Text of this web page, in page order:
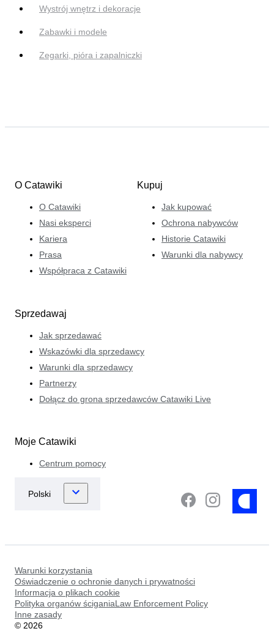
Wystrój wnętrz i dekoracje
Zabawki i modele
Zegarki, pióra i zapalniczki
O Catawiki
O Catawiki
Nasi eksperci
Kariera
Prasa
Współpraca z Catawiki
Kupuj
Jak kupować
Ochrona nabywców
Historie Catawiki
Warunki dla nabywcy
Sprzedawaj
Jak sprzedawać
Wskazówki dla sprzedawcy
Warunki dla sprzedawcy
Partnerzy
Dołącz do grona sprzedawców Catawiki Live
Moje Catawiki
Centrum pomocy
Warunki korzystania
Oświadczenie o ochronie danych i prywatności
Informacja o plikach cookie
Polityka organów ściganiaLaw Enforcement Policy
Inne zasady
© 2026